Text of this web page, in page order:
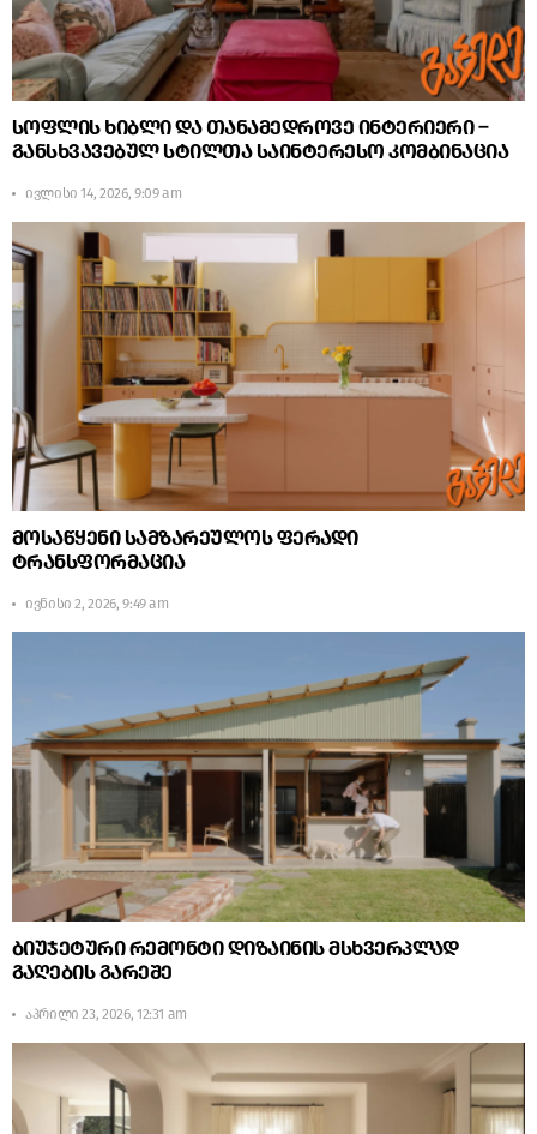
სოფლის ხიბლი და თანამედროვე ინტერიერი –
განსხვავებულ სტილთა საინტერესო კომბინაცია
ივლისი 14, 2026, 9:09 am
მოსაწყენი სამზარეულოს ფერადი
ტრანსფორმაცია
ივნისი 2, 2026, 9:49 am
ბიუჯეტური რემონტი დიზაინის მსხვერპლად
გაღების გარეშე
აპრილი 23, 2026, 12:31 am